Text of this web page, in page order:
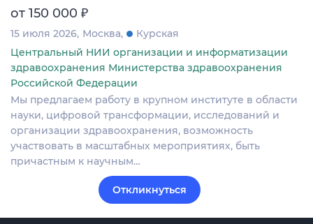
от 150 000 ₽
15 июля 2026 Москва
Курская
Центральный НИИ организации и информатизации
здравоохранения Министерства здравоохранения
Российской Федерации
Мы предлагаем работу в крупном институте в области
науки, цифровой трансформации, исследований и
организации здравоохранения, возможность
участвовать в масштабных мероприятиях, быть
причастным к научным…
Откликнуться